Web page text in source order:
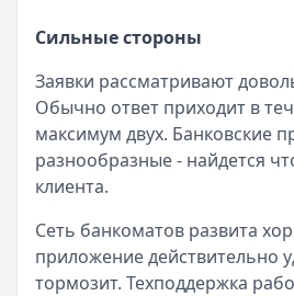
Сильные стороны
Заявки рассматривают
Обычно ответ приходит в
максимум двух. Банковские
разнообразные - найдется
клиента.
Сеть банкоматов развита
приложение действительно
тормозит. Техподдержка